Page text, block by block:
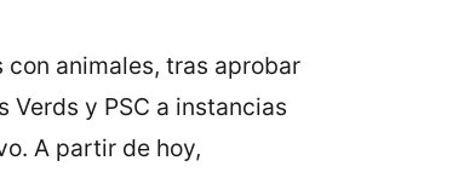
animales, tras aprobar
Verds y PSC a instancias
A partir de hoy,